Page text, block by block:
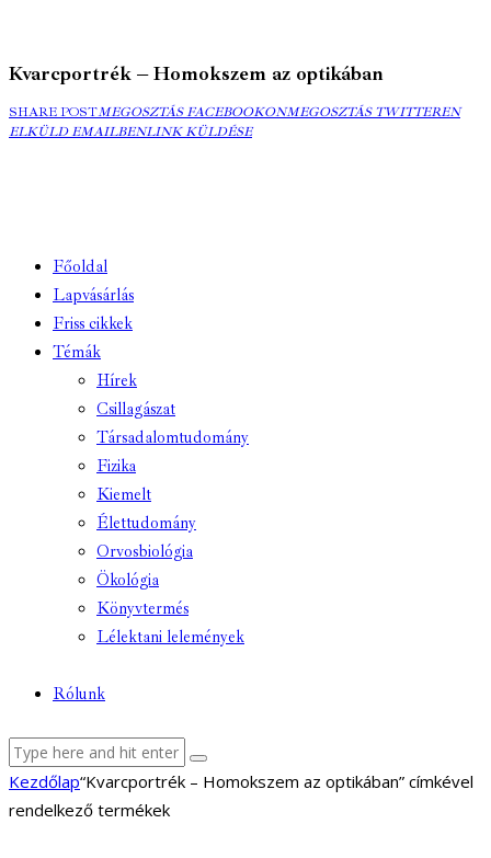
Kvarcportrék – Homokszem az optikában
SHARE POSTMEGOSZTÁS
FACEBOOKON
MEGOSZTÁS FACEBOOKONMEGOSZTÁS
MEGOSZTÁS TWITTEREN
ELKÜLD EMAILBENCOPY
LINK KÜLDÉSE
Főoldal
Lapvásárlás
Friss cikkek
Témák
Hírek
Csillagászat
Társadalomtudomány
Fizika
Kiemelt
Élettudomány
Orvosbiológia
Ökológia
Könyvtermés
Lélektani lelemények
Rólunk
facebook-
1
youtube-
1
email
Kezdőlap“Kvarcportrék – Homokszem az optikában” címkével
rendelkező termékek